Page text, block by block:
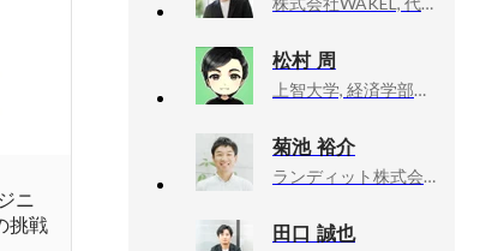
ニ
挑戦
松村 周
上智大学, 経済学部・経済学科
菊池 裕介
ランディット株式会社, at PORT事業本部 本部長 兼 事業開発本部 本部長
田口 誠也